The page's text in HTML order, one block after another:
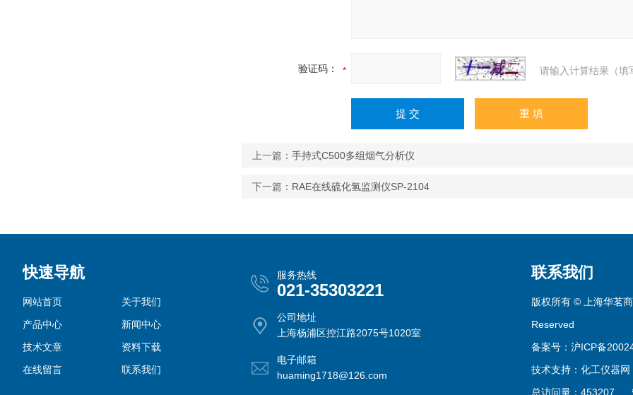
验证码： 请输入计算结果（填
上一篇： 手持式C500多组烟气分析仪
下一篇： RAE在线硫化氢监测仪SP-2104
快速导航
网站首页
关于我们
产品中心
新闻中心
技术文章
资料下载
在线留言
联系我们
服务热线
021-35303221
公司地址
上海杨浦区控江路2075号1020室
电子邮箱
huaming1718@126.com
联系我们
版权所有 © 上海华茗
Reserved
备案号：沪ICP备
技术支持： 化工仪器网
总访问量：453207